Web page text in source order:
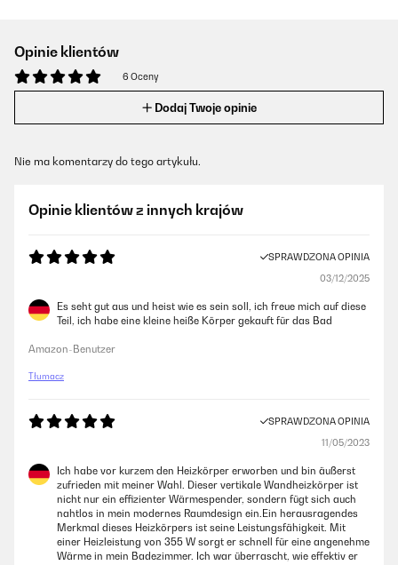
Opinie klientów
6 Oceny
Dodaj Twoje opinie
Nie ma komentarzy do tego artykułu.
Opinie klientów z innych krajów
SPRAWDZONA OPINIA
03/12/2025
Es seht gut aus und heist wie es sein soll, ich freue mich auf diese
Teil, ich habe eine kleine heiße Körper gekauft für das Bad
Amazon-Benutzer
Tłumacz
SPRAWDZONA OPINIA
11/05/2023
Ich habe vor kurzem den Heizkörper erworben und bin äußerst
zufrieden mit meiner Wahl. Dieser vertikale Wandheizkörper ist
nicht nur ein effizienter Wärmespender, sondern fügt sich auch
nahtlos in mein modernes Raumdesign ein.Ein herausragendes
Merkmal dieses Heizkörpers ist seine Leistungsfähigkeit. Mit
einer Heizleistung von 355 W sorgt er schnell für eine angenehme
Wärme in mein Badezimmer. Ich war überrascht, wie effektiv er